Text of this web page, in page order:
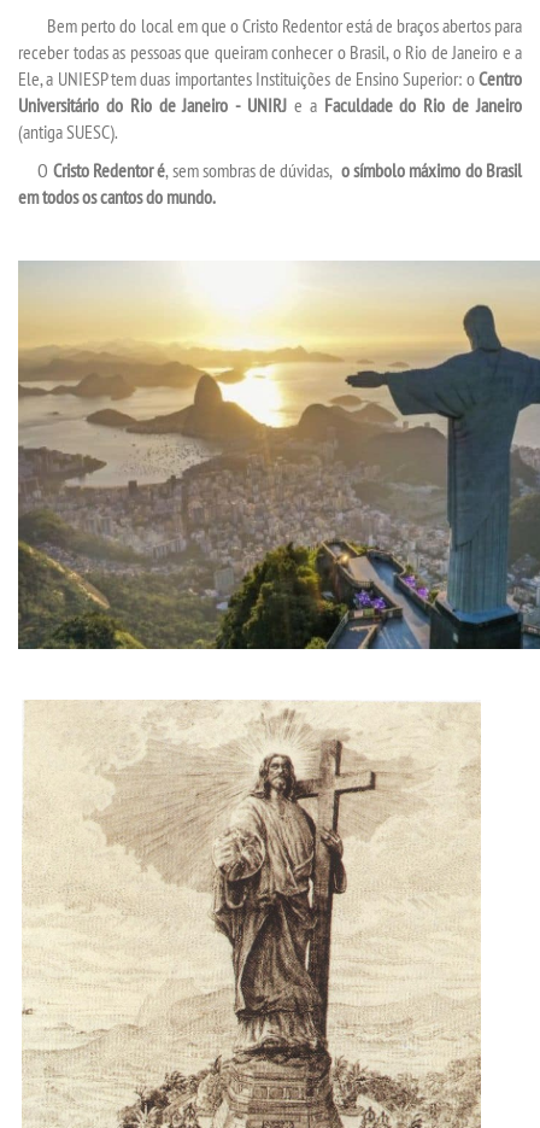
Bem perto do local em que o Cristo Redentor está de braços abertos para
receber todas as pessoas que queiram conhecer o Brasil, o Rio de Janeiro e a
Ele, a UNIESP tem duas importantes Instituições de Ensino Superior: oCentro
Universitário do Rio de Janeiro - UNIRJ e a Faculdade do Rio de Janeiro
(antiga SUESC).
O Cristo Redentoré, sem sombras de dúvidas, o símbolo máximo do Brasil
em todos os cantos do mundo.